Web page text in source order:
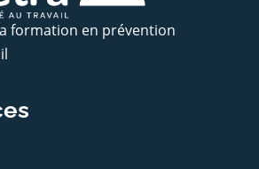
formation en prévention